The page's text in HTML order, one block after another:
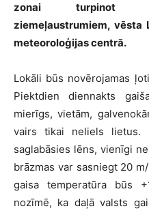
zonai turpinot
ziemeļaustrumiem, vēsta
meteoroloģijas centrā.
Lokāli būs novērojamas
Piektdien diennakts
mierīgs, vietām,
vairs tikai neliels
saglabāsies lēns, vienīgi
brāzmas var sasniegt 20
gaisa temperatūra būs
nozīmē, ka daļā valsts